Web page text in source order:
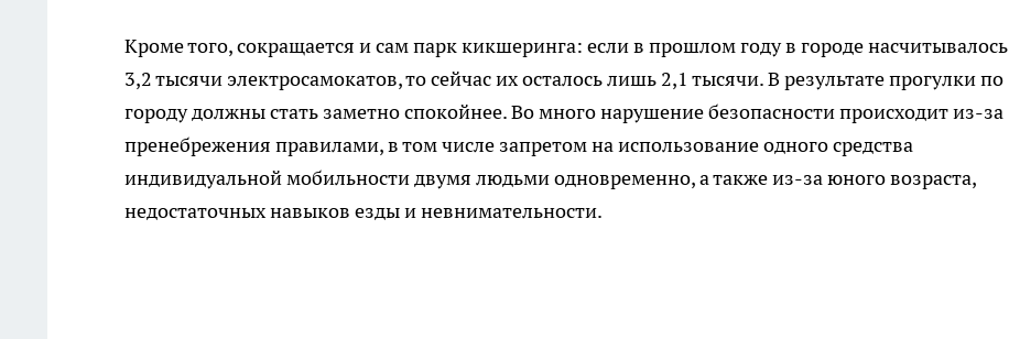
Кроме того, сокращается и сам парк кикшеринга: если в прошлом году в городе насчитывалось
3,2 тысячи электросамокатов, то сейчас их осталось лишь 2,1 тысячи. В результате прогулки по
городу должны стать заметно спокойнее. Во много нарушение безопасности происходит из-за
пренебрежения правилами, в том числе запретом на использование одного средства
индивидуальной мобильности двумя людьми одновременно, а также из-за юного возраста,
недостаточных навыков езды и невнимательности.